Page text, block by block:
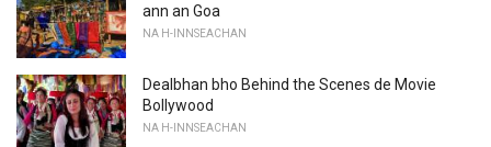
ann an Goa
NA H-INNSEACHAN
Dealbhan bho Behind the Scenes de Movie
Bollywood
NA H-INNSEACHAN